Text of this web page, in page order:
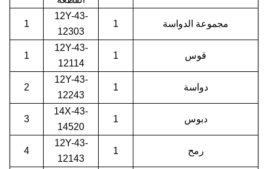
1
12Y-43-
12303
1 مجموعة الدواسة
1
12Y-43-
12114
1 قوس
2
12Y-43-
12243
1 دواسة
3
14X-43-
14520
1 دبوس
4
12Y-43-
12143
1 رمح